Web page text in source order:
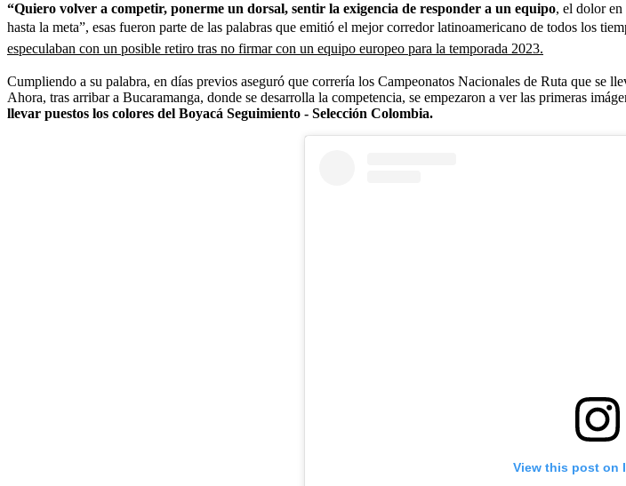
“Quiero volver a competir, ponerme un dorsal, sentir la exigencia de responder a un equipo, el dolor en
hasta la meta”, esas fueron parte de las palabras que emitió el mejor corredor latinoamericano de todos los
especulaban con un posible retiro tras no firmar con un equipo europeo para la temporada 2023.
Cumpliendo a su palabra, en días previos aseguró que correría los Campeonatos Nacionales de Ruta que se
Ahora, tras arribar a Bucaramanga, donde se desarrolla la competencia, se empezaron a ver las primeras
llevar puestos los colores del Boyacá Seguimiento - Selección Colombia.
View this post on